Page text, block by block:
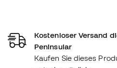
Kostenloser Versand
Peninsular
Kaufen Sie dieses